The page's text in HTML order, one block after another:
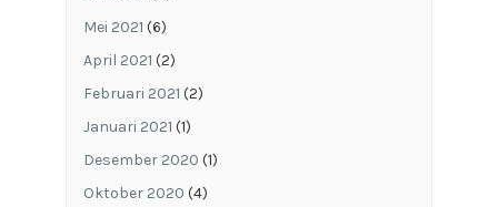
Mei 2021 (6)
April 2021 (2)
Februari 2021 (2)
Januari 2021 (1)
Desember 2020 (1)
Oktober 2020 (4)